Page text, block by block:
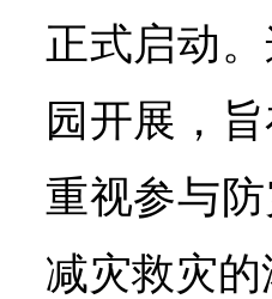
正式启动
园开展，
重视参与
减灾救灾的